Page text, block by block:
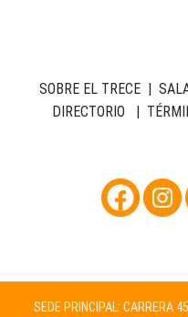
SOBRE EL TRECE|
DIRECTORIO |
SEDE PRINCIPAL: CARRERA